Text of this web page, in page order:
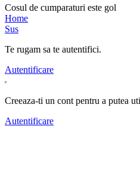
Cosul de cumparaturi este gol
Home
Sus
Te rugam sa te autentifici.
Autentificare
Creeaza-ti un cont pentru a putea
Autentificare